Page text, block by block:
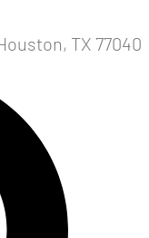
TX 77040